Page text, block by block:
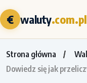
€ waluty.com.pl
Strona główna
Dowiedz się jak